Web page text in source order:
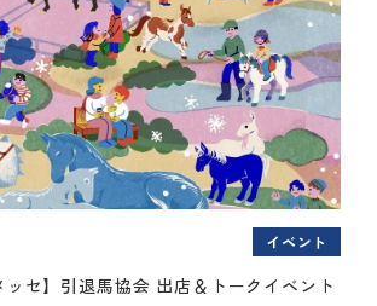
イベント
ッセ】引退馬協会 出店＆トークイベント